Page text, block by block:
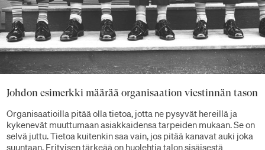
Johdon esimerkki määrää organisaation viestinnän tason
Organisaatioilla pitää olla tietoa, jotta ne pysyvät hereillä ja
kykenevät muuttumaan asiakkaidensa tarpeiden mukaan. Se on
selvä juttu. Tietoa kuitenkin saa vain, jos pitää kanavat auki joka
suuntaan. Erityisen tärkeää on huolehtia talon sisäisestä